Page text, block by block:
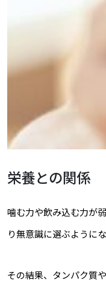
栄養との関係
噛む力や飲み込む力が
り無意識に選ぶようにな
その結果、タンパク質